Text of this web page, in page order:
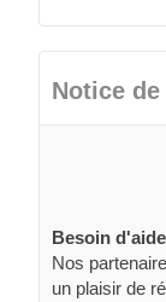
Notice
Besoin
Nos
un plaisir de